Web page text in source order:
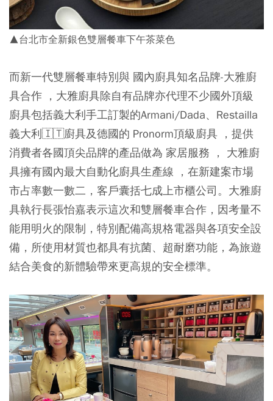
▲台北市全新銀色雙層餐車下午茶菜色
而新一代雙層餐車特別與 國內廚具知名品牌-大雅廚
具合作 ，大雅廚具除自有品牌亦代理不少國外頂級
廚具包括義大利手工訂製的Armani/Dada、Restailla
義大利🇮🇹廚具及德國的 Pronorm頂級廚具 ，提供
消費者各國頂尖品牌的產品做為 家居服務 ， 大雅廚
具擁有國內最大自動化廚具生產線 ，在新建案市場
市占率數一數二，客戶囊括七成上市櫃公司。大雅廚
具執行長張怡嘉表示這次和雙層餐車合作，因考量不
能用明火的限制，特別配備高規格電器與各項安全設
備，所使用材質也都具有抗菌、超耐磨功能，為旅遊
結合美食的新體驗帶來更高規的安全標準。